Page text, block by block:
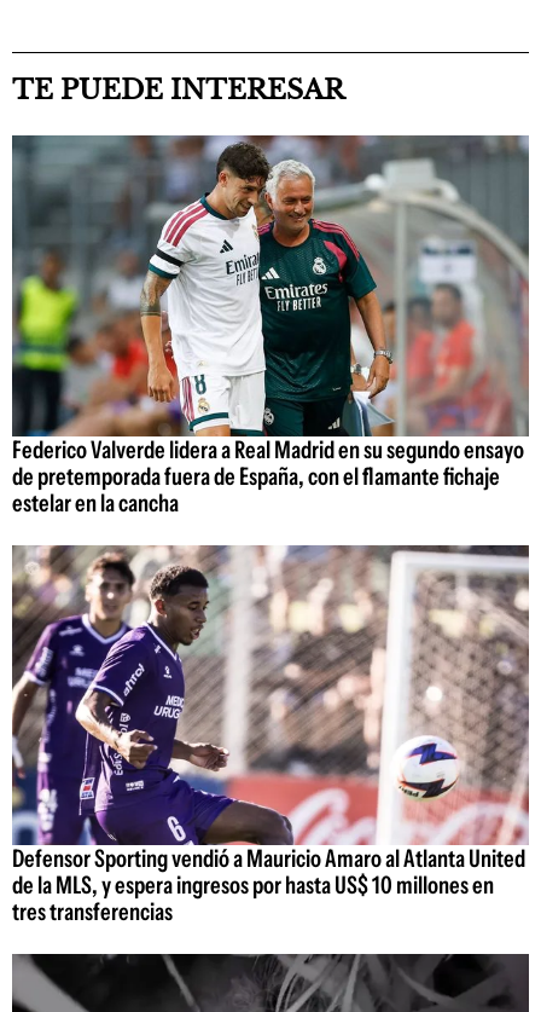
TE PUEDE INTERESAR
Federico Valverde lidera a Real Madrid en su segundo ensayo
de pretemporada fuera de España, con el flamante fichaje
estelar en la cancha
Defensor Sporting vendió a Mauricio Amaro al Atlanta United
de la MLS, y espera ingresos por hasta US$ 10 millones en
tres transferencias